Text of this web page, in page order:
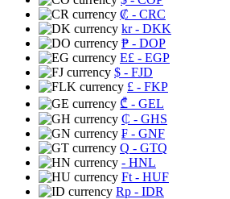
₡ - CRC
kr- DKK
₱ - DOP
E£ - EGP
$ - FJD
£ - FKP
₾ - GEL
₵ - GHS
₣ - GNF
Q - GTQ
- HNL
Ft - HUF
Rp - IDR